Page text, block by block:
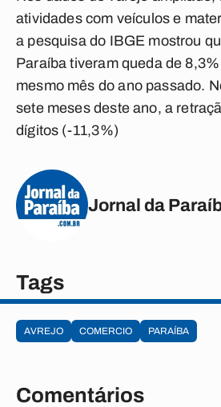
atividades com veículos e
a pesquisa do IBGE mostrou
Paraíba tiveram queda de
mesmo mês do ano passado.
sete meses deste ano, a
dígitos (-11,3%)
Jornal da
Tags
AVREJO COMERCIO PARAÍBA
Comentários